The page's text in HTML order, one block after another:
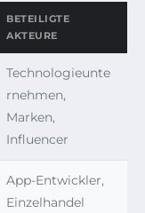
BETEILIGTE
AKTEURE
Technologieunte
rnehmen,
Marken,
Influencer
App-Entwickler,
Einzelhandel